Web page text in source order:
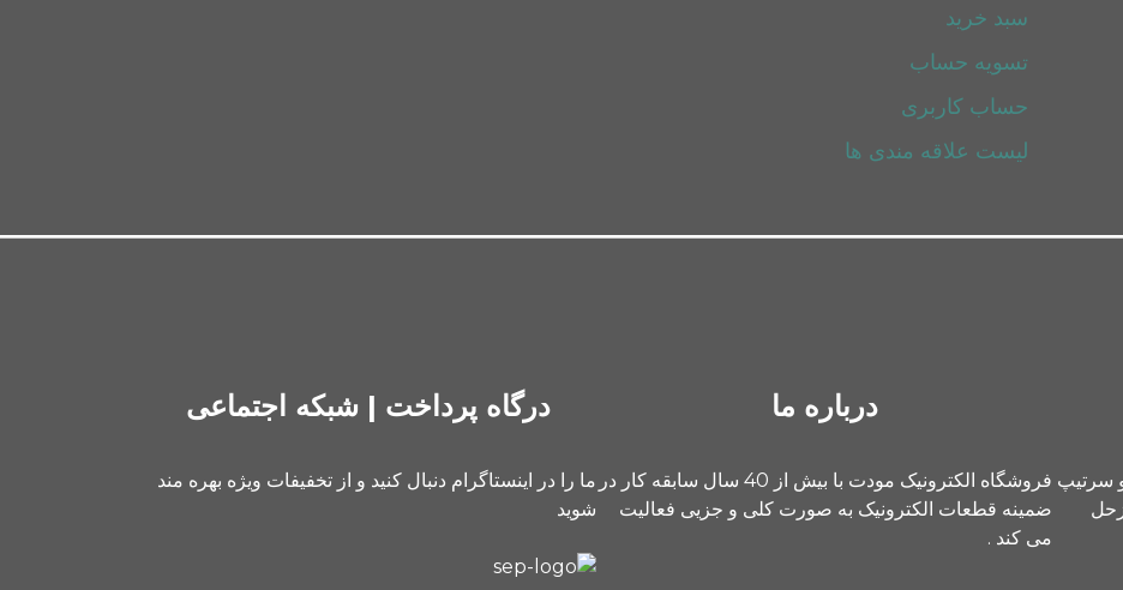
سبد خرید
تسویه حساب
حساب کاربری
لیست علاقه مندی ها
سرتیپ
درباره ما
فروشگاه الکترونیک مودت با بیش از 40 سال سابقه کار در
ضمینه قطعات الکترونیک به صورت کلی و جزیی فعالیت
می کند .
درگاه پرداخت | شبکه اجتماعی
ما را در اینستاگرام دنبال کنید و از تخفیفات ویژه بهره مند
شوید